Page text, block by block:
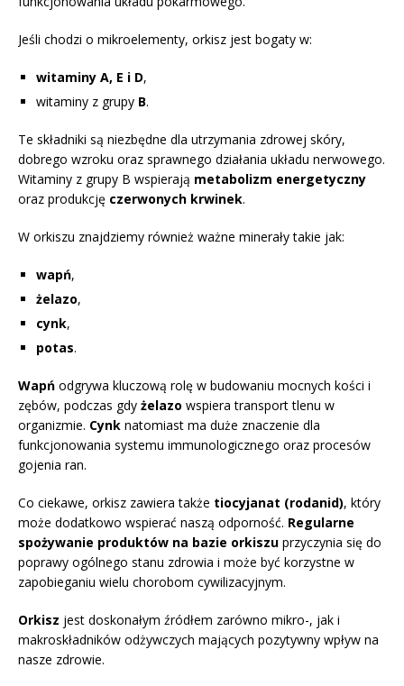
Jeśli chodzi o mikroelementy, orkisz jest bogaty w:
witaminy A, E i D,
witaminy z grupy B.
Te składniki są niezbędne dla utrzymania zdrowej skóry,
dobrego wzroku oraz sprawnego działania układu nerwowego.
Witaminy z grupy B wspierają metabolizm energetyczny
oraz produkcję czerwonych krwinek.
W orkiszu znajdziemy również ważne minerały takie jak:
wapń,
żelazo,
cynk,
potas.
Wapń odgrywa kluczową rolę w budowaniu mocnych kości i
zębów, podczas gdy żelazo wspiera transport tlenu w
organizmie. Cynk natomiast ma duże znaczenie dla
funkcjonowania systemu immunologicznego oraz procesów
gojenia ran.
Co ciekawe, orkisz zawiera także tiocyjanat (rodanid), który
może dodatkowo wspierać naszą odporność. Regularne
spożywanie produktów na bazie orkiszu przyczynia się do
poprawy ogólnego stanu zdrowia i może być korzystne w
zapobieganiu wielu chorobom cywilizacyjnym.
Orkisz jest doskonałym źródłem zarówno mikro-, jak i
makroskładników odżywczych mających pozytywny wpływ na
nasze zdrowie.